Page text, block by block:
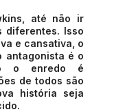
até não ir
diferentes. Isso
e cansativa, o
antagonista é o
o enredo é
de todos são
história seja